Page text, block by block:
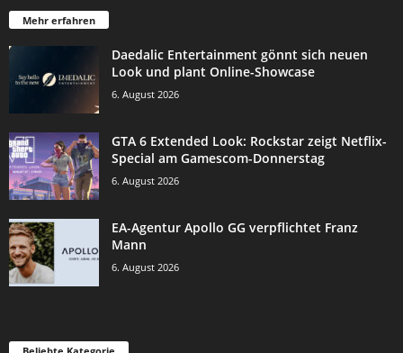
Mehr erfahren
Daedalic Entertainment gönnt sich neuen
Look und plant Online-Showcase
6. August 2026
GTA 6 Extended Look: Rockstar zeigt Netflix-
Special am Gamescom-Donnerstag
6. August 2026
EA-Agentur Apollo GG verpflichtet Franz
Mann
6. August 2026